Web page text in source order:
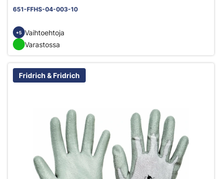
651-FFHS-04-003-10
+5 Vaihtoehtoja
Varastossa
Fridrich & Fridrich